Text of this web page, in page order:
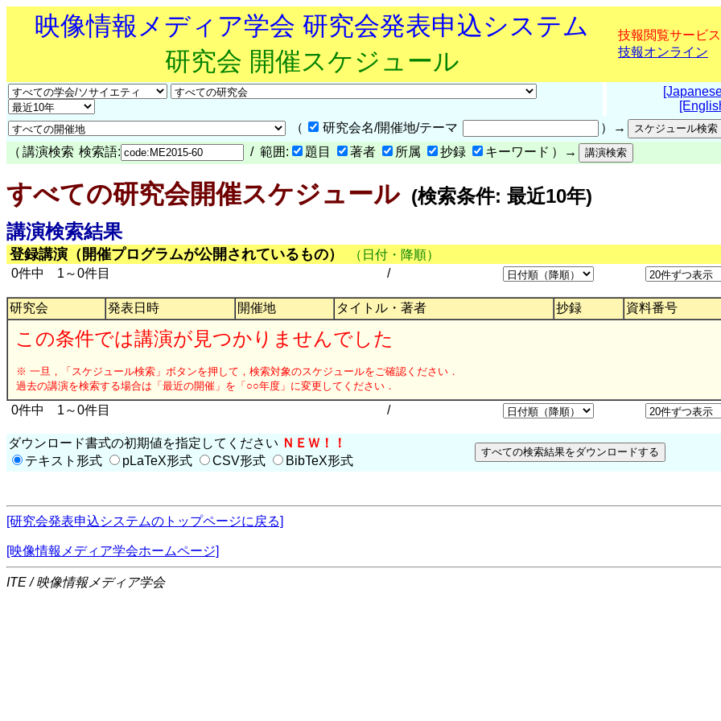
映像情報メディア学会 研究会発表申込システム
研究会 開催スケジュール
技報閲覧サービス
技報オンライン
（
研究会名/開催地/テーマ
）→
（ 講演検索 検索語: / 範囲: 題目 著者 所属 抄録 キーワード ）→
すべての研究会開催スケジュール(検索条件: 最近10年)
講演検索結果
登録講演（開催プログラムが公開されているもの）
（日付・降順）
0件中 1～0件目
/
研究会 発表日時 開催地 タイトル・著者 抄録 資料番号
この条件では講演が見つかりませんでした
※ 一旦，「スケジュール検索」ボタンを押して，検索対象のスケジュールをご確認ください．
過去の講演を検索する場合は「最近の開催」を「○○年度」に変更してください．
0件中 1～0件目 /
ダウンロード書式の初期値を指定してください ＮＥＷ！！
テキスト形式
pLaTeX形式 CSV形式 BibTeX形式
[研究会発表申込システムのトップページに戻る]
[映像情報メディア学会ホームページ]
ITE / 映像情報メディア学会